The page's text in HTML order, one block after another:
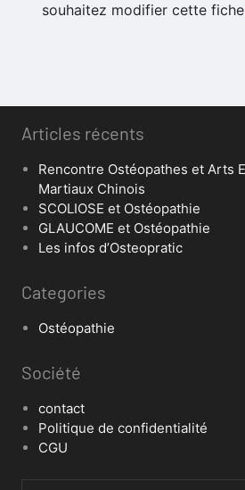
souhaitez modifier cette
Articles récents
Rencontre Ostéopathes et Arts
Martiaux Chinois
SCOLIOSE et Ostéopathie
GLAUCOME et Ostéopathie
Les infos d’Osteopratic
Categories
Ostéopathie
Société
contact
Politique de confidentialité
CGU